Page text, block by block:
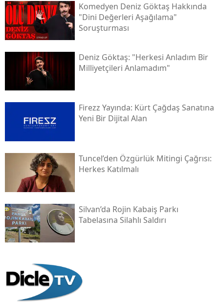
Komedyen Deniz Göktaş Hakkında
"dini Değerleri Aşağılama"
Soruşturması
Deniz Göktaş: "herkesi Anladım Bir
Milliyetçileri Anlamadım"
Firezz Yayında: Kürt Çağdaş Sanatına
Yeni Bir Dijital Alan
Tuncel’den Özgürlük Mitingi Çağrısı:
Herkes Katılmalı
Silvan’da Rojin Kabaiş Parkı
Tabelasına Silahlı Saldırı